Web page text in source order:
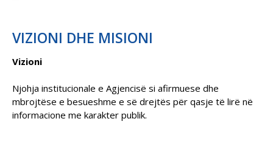
VIZIONI DHE MISIONI
Vizioni
Njohja institucionale e Agjencisë si afirmuese dhe
mbrojtëse e besueshme e së drejtës për qasje të lirë në
informacione me karakter publik.